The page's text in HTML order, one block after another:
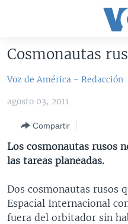
accesibilidad
al
principal
navegador
principal
búsqueda
AMÉRICA DEL NORTE
EEUU
MÉXICO
HAITÍ
ELECCIONES EEUU 2024
ELECCIONES EEUU
VOTO DIVIDIDO
VOA VERIFICA
VOA VERIFICA UCRANIA/
VOA VERIFICA
VOA VERIFICA AMÉRICA
AMÉRICA LATINA
ARGENTINA
COLOMBIA
CHILE
CHINA EN AMÉRICA LATINA
CENTROAMÉRICA
COSTA RICA
EL SALVADOR
OTRAS SECCIONES
INMIGRACIÓN
ESPECIALES DE LA VOA
Cosmonautas
Voz de América - Redacción
agosto 03, 2011
Compartir
Los cosmonautas rusos
las tareas planeadas.
Dos cosmonautas rusos
Espacial Internacional
fuera del orbitador sin